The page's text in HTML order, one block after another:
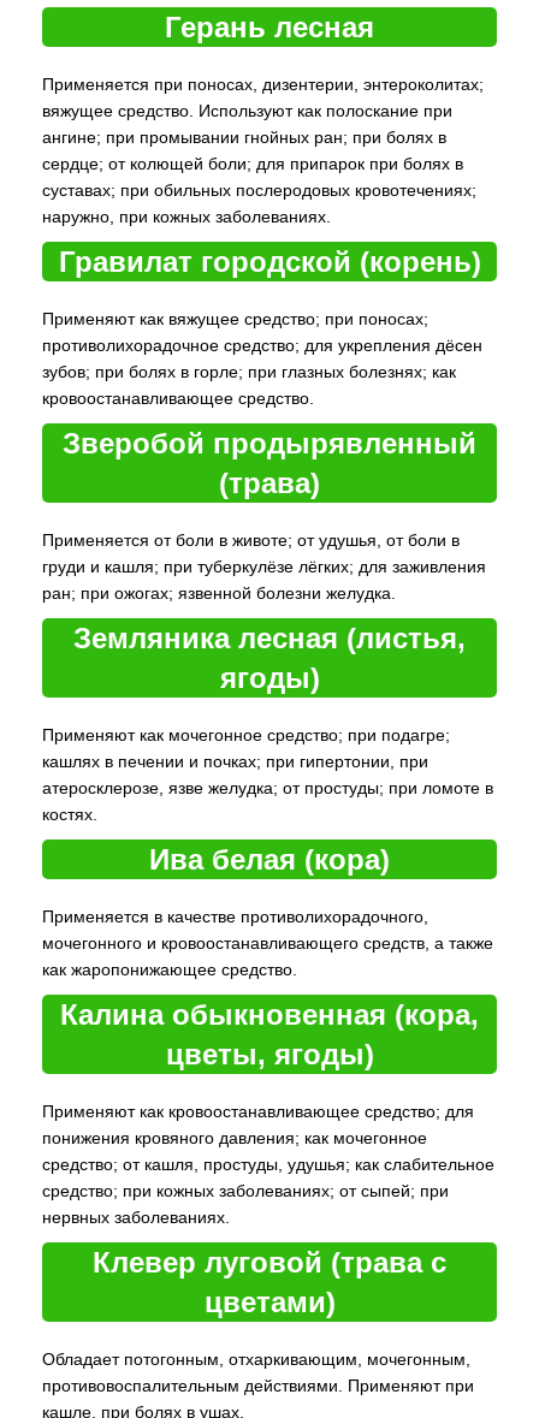
Герань лесная
Применяется при поносах, дизентерии, энтероколитах;
вяжущее средство. Используют как полоскание при
ангине; при промывании гнойных ран; при болях в
сердце; от колющей боли; для припарок при болях в
суставах; при обильных послеродовых кровотечениях;
наружно, при кожных заболеваниях.
Гравилат городской (корень)
Применяют как вяжущее средство; при поносах;
противолихорадочное средство; для укрепления дёсен
зубов; при болях в горле; при глазных болезнях; как
кровоостанавливающее средство.
Зверобой продырявленный
(трава)
Применяется от боли в животе; от удушья, от боли в
груди и кашля; при туберкулёзе лёгких; для заживления
ран; при ожогах; язвенной болезни желудка.
Земляника лесная (листья,
ягоды)
Применяют как мочегонное средство; при подагре;
кашлях в печении и почках; при гипертонии, при
атеросклерозе, язве желудка; от простуды; при ломоте в
костях.
Ива белая (кора)
Применяется в качестве противолихорадочного,
мочегонного и кровоостанавливающего средств, а также
как жаропонижающее средство.
Калина обыкновенная (кора,
цветы, ягоды)
Применяют как кровоостанавливающее средство; для
понижения кровяного давления; как мочегонное
средство; от кашля, простуды, удушья; как слабительное
средство; при кожных заболеваниях; от сыпей; при
нервных заболеваниях.
Клевер луговой (трава с
цветами)
Обладает потогонным, отхаркивающим, мочегонным,
противовоспалительным действиями. Применяют при
кашле, при болях в ушах.